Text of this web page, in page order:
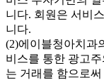
니다. 회원은 서비
니다.
(2)에이블청아치과
비스를 통한 광고
는 거래를 함으로